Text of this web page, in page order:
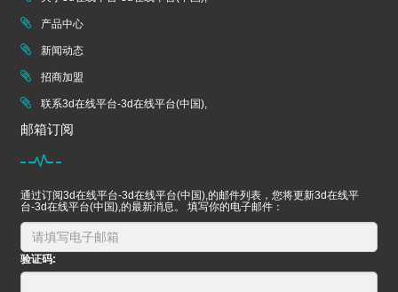
产品中心
新闻动态
招商加盟
联系3d在线平台-3d在线平台(中国),
邮箱订阅
通过订阅3d在线平台-3d在线平台(中国),的邮件列表，您将更新3d在线平
台-3d在线平台(中国),的最新消息。 填写你的电子邮件：
验证码: